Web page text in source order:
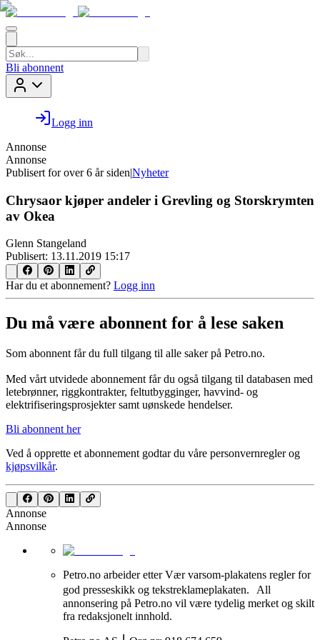
Bli abonnent
Logg inn
Annonse
Annonse
Publisert for over 6 år siden|Nyheter
Chrysaor kjøper andeler i Grevling og Storskrymten
av Okea
Glenn Stangeland
Publisert: 13.11.2019 15:17
Har du et abonnement? Logg inn
Du må være abonnent for å lese saken
Som abonnent får du full tilgang til alle saker på Petro.no.
Med vårt utvidede abonnement får du også tilgang til databasen med
letebrønner, riggkontrakter, feltutbygginger, havvind- og
elektrifiseringsprosjekter samt uønskede hendelser.
Bli abonnent her
Ved å opprette et abonnement godtar du våre personvernreglerog
kjøpsvilkår.
Annonse
Annonse
Petro.no arbeider etter Vær varsom-plakatens regler for
god presseskikk og tekstreklameplakaten. All
annonsering på Petro.no vil være tydelig merket og skilt
fra redaksjonelt innhold.